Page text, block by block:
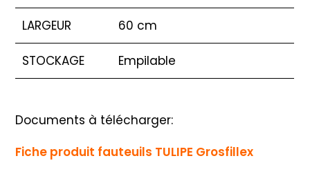
LARGEUR 60 cm
STOCKAGE Empilable
Documents à télécharger:
Fiche produit fauteuils TULIPE Grosfillex